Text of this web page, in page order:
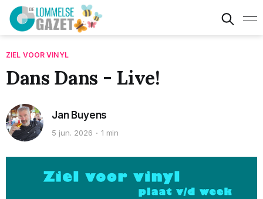
ZIEL VOOR VINYL
Dans Dans - Live!
Jan Buyens
5 jun. 2026 1 min